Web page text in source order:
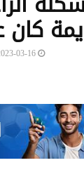
03-16